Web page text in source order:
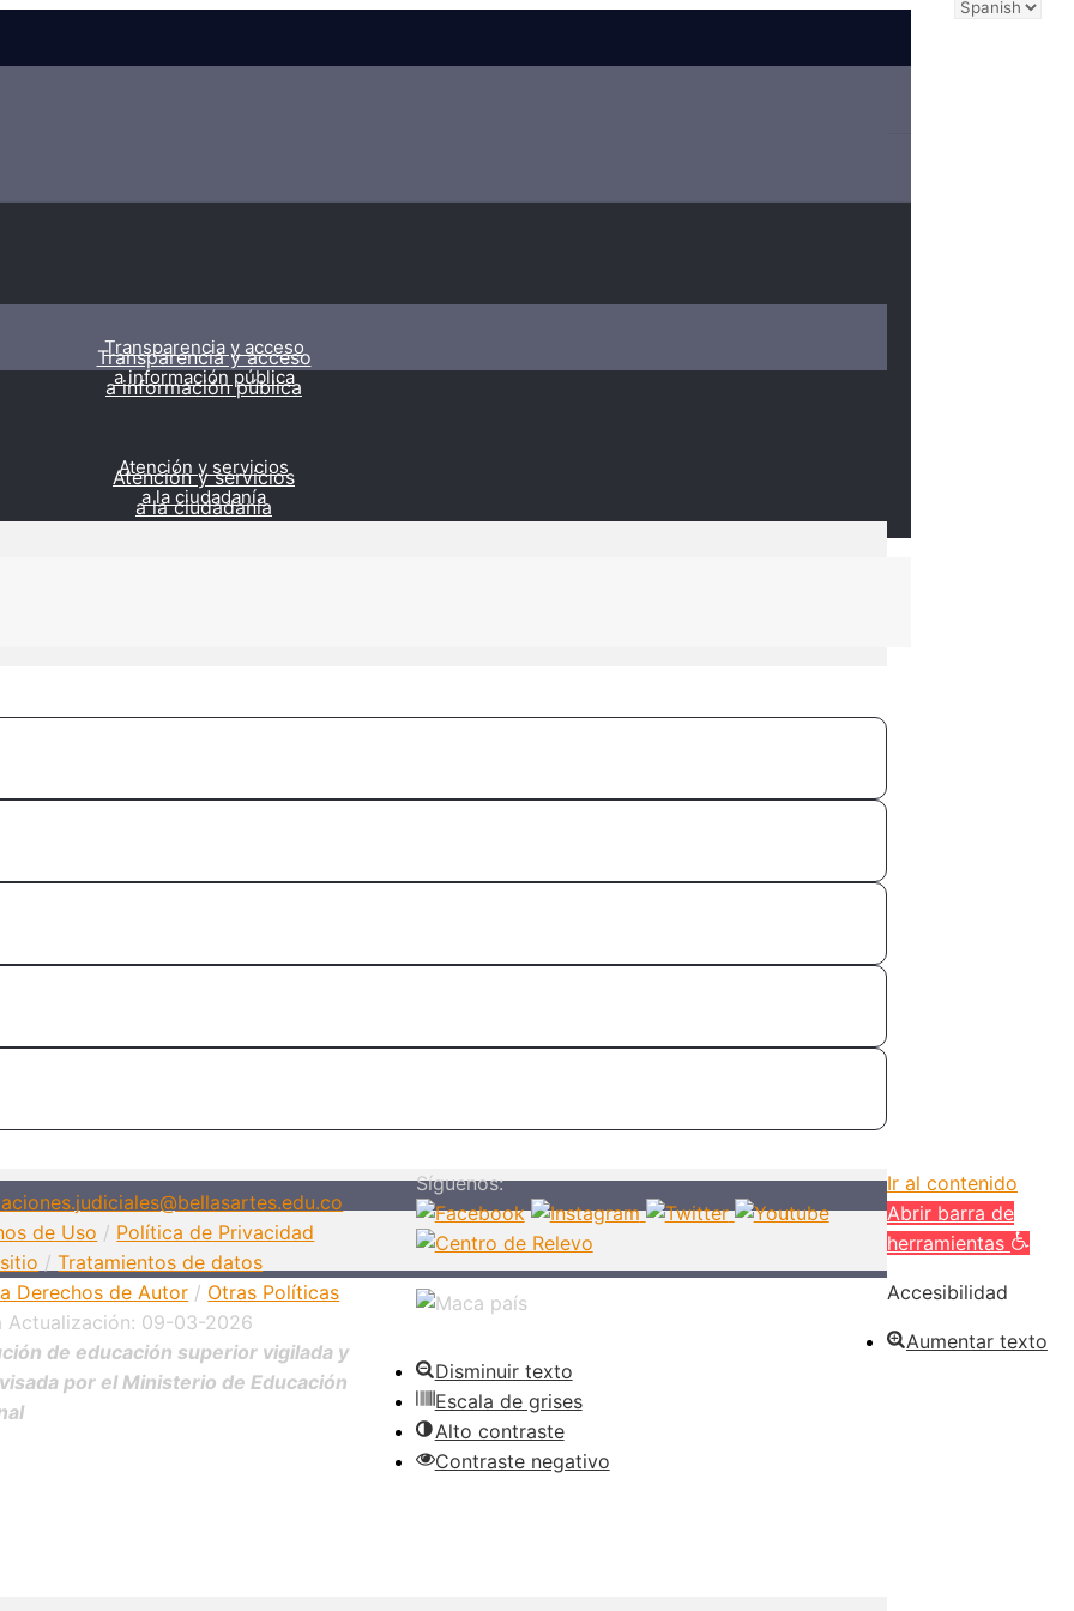
Transparencia y acceso
a información pública
Atención y servicios
a la ciudadanía
Transparencia y acceso
a información pública
Atención y servicios
a la ciudadanía
de Uso / Política de Privacidad
/Tratamientos de datos
Derechos de Autor / Otras Políticas
Actualización: 09-03-2026
de educación superior vigilada y
por el Ministerio de Educación
Síguenos:
Ir al contenido
Abrir barra de
herramientas
Accesibilidad
Aumentar texto
Disminuir texto
Escala de grises
Alto contraste
Contraste negativo